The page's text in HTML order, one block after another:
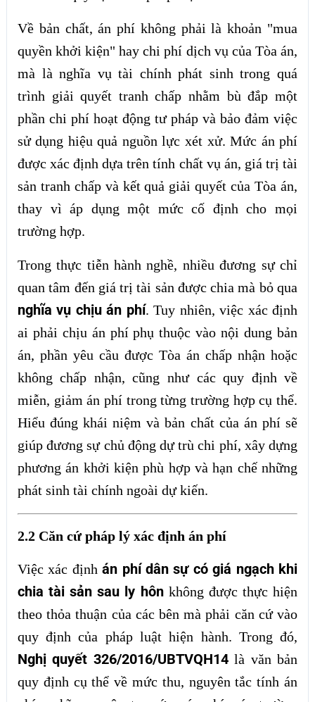
Về bản chất, án phí không phải là khoản "mua
quyền khởi kiện" hay chi phí dịch vụ của Tòa án,
mà là nghĩa vụ tài chính phát sinh trong quá
trình giải quyết tranh chấp nhằm bù đắp một
phần chi phí hoạt động tư pháp và bảo đảm việc
sử dụng hiệu quả nguồn lực xét xử. Mức án phí
được xác định dựa trên tính chất vụ án, giá trị tài
sản tranh chấp và kết quả giải quyết của Tòa án,
thay vì áp dụng một mức cố định cho mọi
trường hợp.
Trong thực tiễn hành nghề, nhiều đương sự chỉ
quan tâm đến giá trị tài sản được chia mà bỏ qua
nghĩa vụ chịu án phí. Tuy nhiên, việc xác định
ai phải chịu án phí phụ thuộc vào nội dung bản
án, phần yêu cầu được Tòa án chấp nhận hoặc
không chấp nhận, cũng như các quy định về
miễn, giảm án phí trong từng trường hợp cụ thể.
Hiểu đúng khái niệm và bản chất của án phí sẽ
giúp đương sự chủ động dự trù chi phí, xây dựng
phương án khởi kiện phù hợp và hạn chế những
phát sinh tài chính ngoài dự kiến.
2.2 Căn cứ pháp lý xác định án phí
Việc xác địnhán phí dân sự có giá ngạch khi
chia tài sản sau ly hônkhông được thực hiện
theo thỏa thuận của các bên mà phải căn cứ vào
quy định của pháp luật hiện hành. Trong đó,
Nghị quyết 326/2016/UBTVQH14là văn bản
quy định cụ thể về mức thu, nguyên tắc tính án